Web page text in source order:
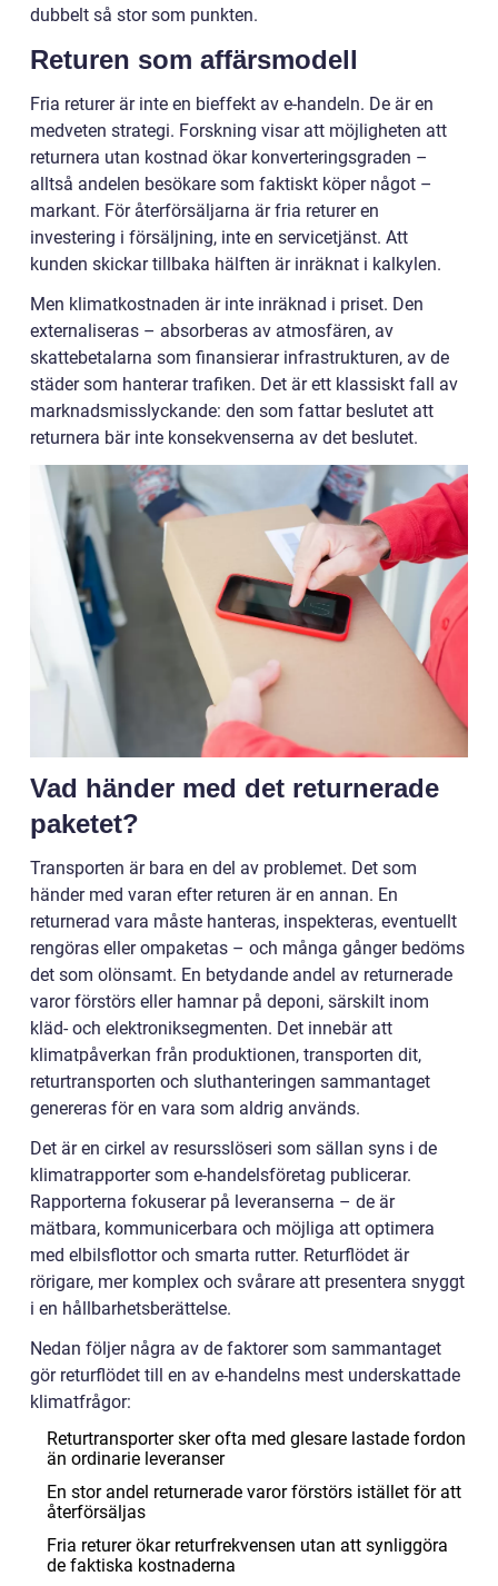
dubbelt så stor som punkten.
Returen som affärsmodell
Fria returer är inte en bieffekt av e-handeln. De är en
medveten strategi. Forskning visar att möjligheten att
returnera utan kostnad ökar konverteringsgraden –
alltså andelen besökare som faktiskt köper något –
markant. För återförsäljarna är fria returer en
investering i försäljning, inte en servicetjänst. Att
kunden skickar tillbaka hälften är inräknat i kalkylen.
Men klimatkostnaden är inte inräknad i priset. Den
externaliseras – absorberas av atmosfären, av
skattebetalarna som finansierar infrastrukturen, av de
städer som hanterar trafiken. Det är ett klassiskt fall av
marknadsmisslyckande: den som fattar beslutet att
returnera bär inte konsekvenserna av det beslutet.
Vad händer med det returnerade
paketet?
Transporten är bara en del av problemet. Det som
händer med varan efter returen är en annan. En
returnerad vara måste hanteras, inspekteras, eventuellt
rengöras eller ompaketas – och många gånger bedöms
det som olönsamt. En betydande andel av returnerade
varor förstörs eller hamnar på deponi, särskilt inom
kläd- och elektroniksegmenten. Det innebär att
klimatpåverkan från produktionen, transporten dit,
returtransporten och sluthanteringen sammantaget
genereras för en vara som aldrig används.
Det är en cirkel av resursslöseri som sällan syns i de
klimatrapporter som e-handelsföretag publicerar.
Rapporterna fokuserar på leveranserna – de är
mätbara, kommunicerbara och möjliga att optimera
med elbilsflottor och smarta rutter. Returflödet är
rörigare, mer komplex och svårare att presentera snyggt
i en hållbarhetsberättelse.
Nedan följer några av de faktorer som sammantaget
gör returflödet till en av e-handelns mest underskattade
klimatfrågor:
Returtransporter sker ofta med glesare lastade fordon
än ordinarie leveranser
En stor andel returnerade varor förstörs istället för att
återförsäljas
Fria returer ökar returfrekvensen utan att synliggöra
de faktiska kostnaderna